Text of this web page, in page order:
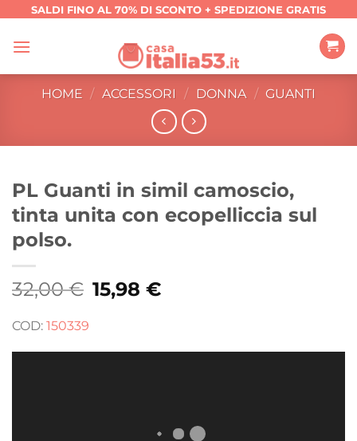
contenuti
SALDI FINO AL 70% DI SCONTO + SPEDIZIONE GRATIS
HOME / ACCESSORI / DONNA / GUANTI
PL Guanti in simil camoscio,
tinta unita con ecopelliccia sul
polso.
32,00€ Il
prezzo
15,98€Il
prezzo
COD: 150339